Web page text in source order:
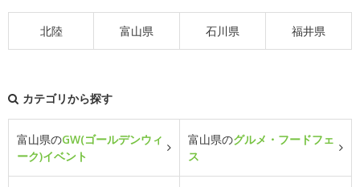
北陸 富山県 石川県 福井県
カテゴリから探す
富山県のGW(ゴールデンウィ
ーク)イベント
富山県のグルメ・フードフェ
ス